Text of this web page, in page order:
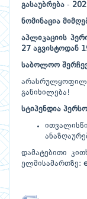
გასაუბრება -
ნომინაცია
აპლიკაციის
27 აგვისტოდან
საბოლოო
განიხილება!
სტიპენდია
დამატებითი
ელმისამართზე: